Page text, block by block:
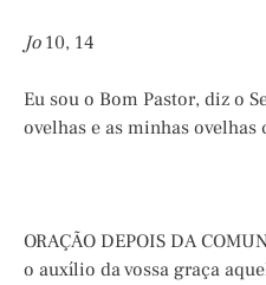
Jo10, 14
Eu sou o Bom Pastor, diz o
ovelhas e as minhas ovelhas
ORAÇÃO DEPOIS DA
o auxílio da vossa graça